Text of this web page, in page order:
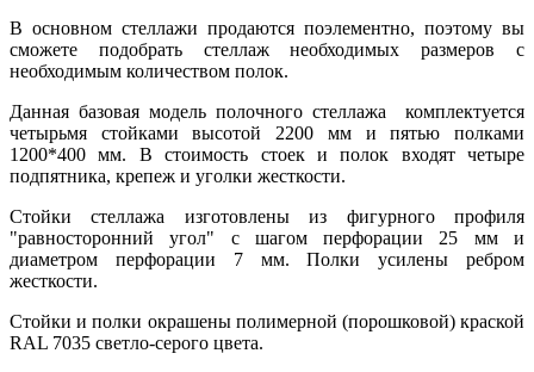
В основном стеллажи продаются поэлементно, поэтому вы
сможете подобрать стеллаж необходимых размеров с
необходимым количеством полок.
Данная базовая модель полочного стеллажа комплектуется
четырьмя стойками высотой 2200 мм и пятью полками
1200*400 мм. В стоимость стоек и полок входят четыре
подпятника, крепеж и уголки жесткости.
Стойки стеллажа изготовлены из фигурного профиля
"равносторонний угол" с шагом перфорации 25 мм и
диаметром перфорации 7 мм. Полки усилены ребром
жесткости.
Стойки и полки окрашены полимерной (порошковой) краской
RAL 7035 светло-серого цвета.